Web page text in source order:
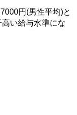
円(男性平均)と
い給与水準にな